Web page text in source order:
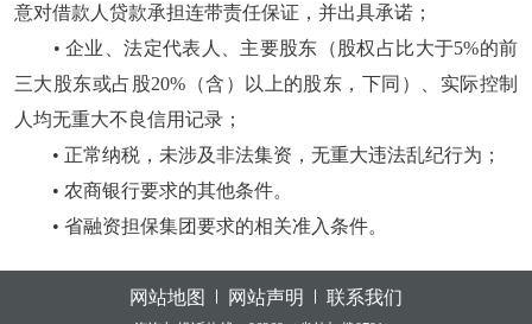
意对借款人贷款承担连带责任保证，并出具承诺；
• 企业、法定代表人、主要股东（股权占比大于5%的前
三大股东或占股20%（含）以上的股东，下同）、实际控制
人均无重大不良信用记录；
• 正常纳税，未涉及非法集资，无重大违法乱纪行为；
• 农商银行要求的其他条件。
• 省融资担保集团要求的相关准入条件。
网站地图 网站声明 联系我们